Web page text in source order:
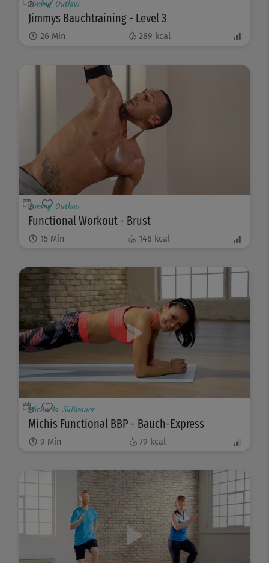
Jimmy Outlaw
Jimmys Bauchtraining - Level 3
26 Min 289 kcal
Jimmy Outlaw
Functional Workout - Brust
15 Min 146 kcal
Michaela Süßbauer
Michis Functional BBP - Bauch-Express
9 Min 79 kcal